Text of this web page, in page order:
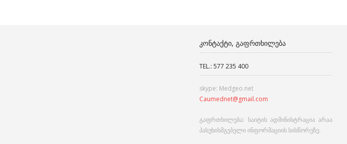
ᲙᲝᲜᲢᲐᲥᲢᲘ, ᲒᲐᲤᲠᲗᲮᲘᲚᲔᲑᲐ
TEL.: 577 235 400
skype: Medgeo.net
Caumednet@gmail.com
გაფრთხილება: საიტის ადმინისტრაცია არაა
პასუხისმგებელი ინფორმაციის სისწორეზე.